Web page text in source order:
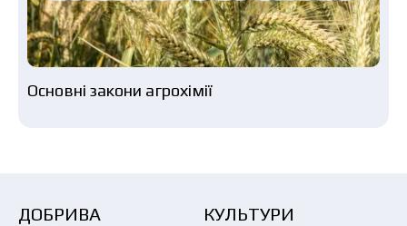
Основні закони агрохімії
ДОБРИВА КУЛЬТУРИ